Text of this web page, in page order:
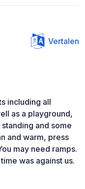
Vertalen
including all
as a playground,
and some
and warm, press
may need ramps.
was against us.